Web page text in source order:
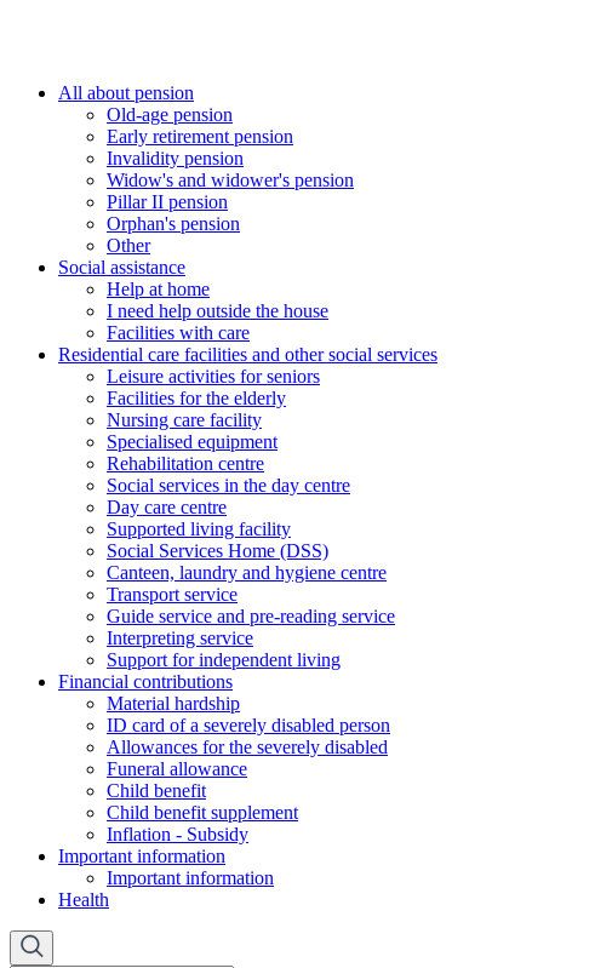
All about pension
Old-age pension
Early retirement pension
Invalidity pension
Widow's and widower's pension
Pillar II pension
Orphan's pension
Other
Social assistance
Help at home
I need help outside the house
Facilities with care
Residential care facilities and other social services
Leisure activities for seniors
Facilities for the elderly
Nursing care facility
Specialised equipment
Rehabilitation centre
Social services in the day centre
Day care centre
Supported living facility
Social Services Home (DSS)
Canteen, laundry and hygiene centre
Transport service
Guide service and pre-reading service
Interpreting service
Support for independent living
Financial contributions
Material hardship
ID card of a severely disabled person
Allowances for the severely disabled
Funeral allowance
Child benefit
Child benefit supplement
Inflation - Subsidy
Important information
Important information
Health